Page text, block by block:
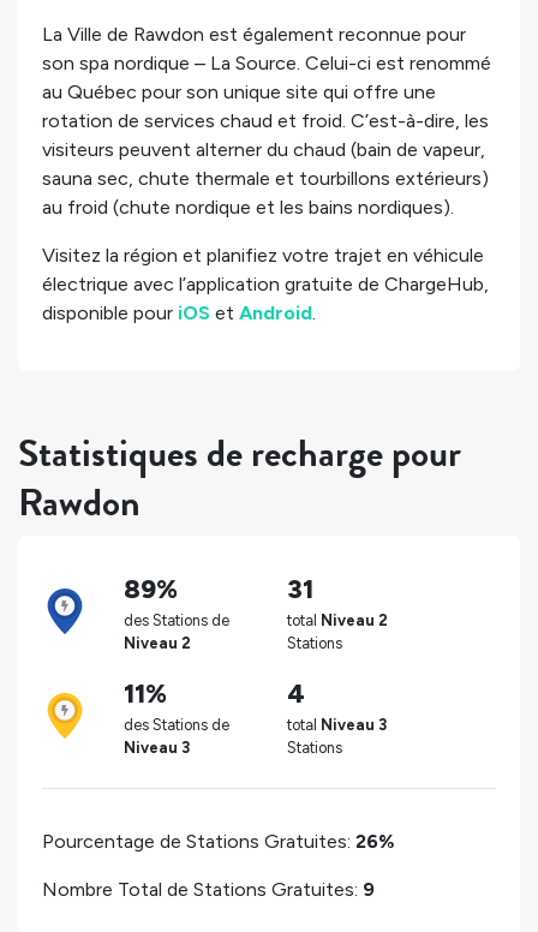
La Ville de Rawdon est également reconnue pour
son spa nordique – La Source. Celui-ci est renommé
au Québec pour son unique site qui offre une
rotation de services chaud et froid. C’est-à-dire, les
visiteurs peuvent alterner du chaud (bain de vapeur,
sauna sec, chute thermale et tourbillons extérieurs)
au froid (chute nordique et les bains nordiques).
Visitez la région et planifiez votre trajet en véhicule
électrique avec l’application gratuite de ChargeHub,
disponible pour iOS et Android.
Statistiques de recharge pour
Rawdon
89%
des Stations de
Niveau 2
31
total Niveau 2
Stations
11%
des Stations de
Niveau 3
4
total Niveau 3
Stations
Pourcentage de Stations Gratuites: 26%
Nombre Total de Stations Gratuites: 9